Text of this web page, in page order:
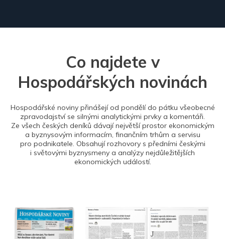
Co najdete v
Hospodářských novinách
Hospodářské noviny přinášejí od pondělí do pátku všeobecné
zpravodajství se silnými analytickými prvky a komentáři.
Ze všech českých deníků dávají největší prostor ekonomickým
a byznysovým informacím, finančním trhům a servisu
pro podnikatele. Obsahují rozhovory s předními českými
i světovými byznysmeny a analýzy nejdůležitějších
ekonomických událostí.